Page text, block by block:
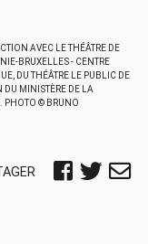
AVEC LE THÉÂTRE DE
BRUXELLES - CENTRE
DU THÉÂTRE LE PUBLIC DE
DU MINISTÈRE DE LA
PHOTO © BRUNO